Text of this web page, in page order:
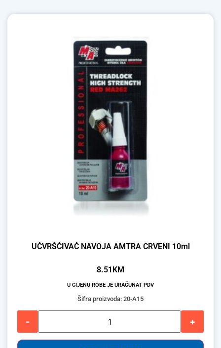
UČVRŠĆIVAČ NAVOJA AMTRA CRVENI 10ml
8.51KM
U CIJENU ROBE JE URAČUNAT PDV
Šifra proizvoda: 20-A15
- +